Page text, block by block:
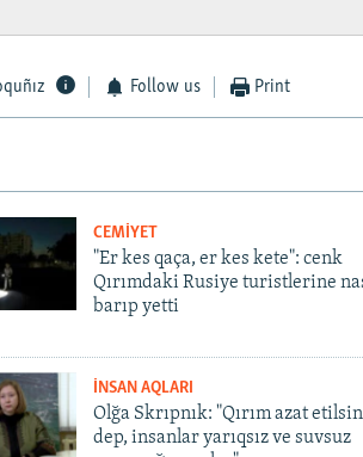
Follow us Print
CEMİYET
"Er kes qaça, er kes kete": cenk
Qırımdaki Rusiye turistlerine
barıp yetti
İNSAN AQLARI
Olğa Skrıpnık: "Qırım azat etilsin
dep, insanlar yarıqsız ve suvsuz